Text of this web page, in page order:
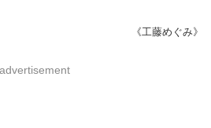
《工藤めぐみ》
advertisement